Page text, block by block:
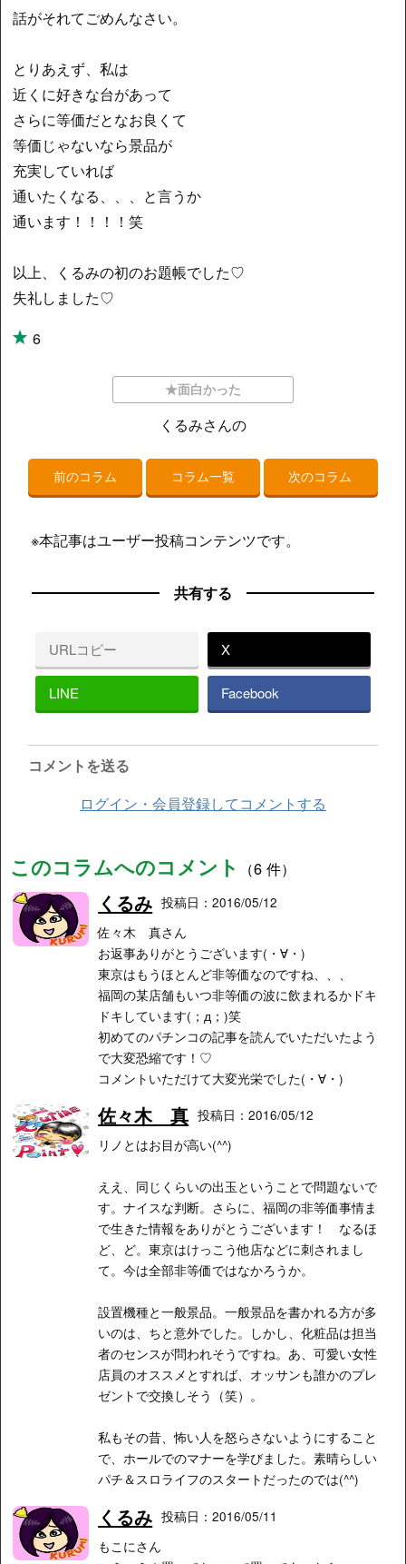
話がそれてごめんなさい。
とりあえず、私は
近くに好きな台があって
さらに等価だとなお良くて
等価じゃないなら景品が
充実していれば
通いたくなる、、、と言うか
通います！！！！笑
以上、くるみの初のお題帳でした♡
失礼しました♡
6
★面白かった
くるみさんの
前のコラム コラム一覧 次のコラム
※本記事はユーザー投稿コンテンツです。
共有する
URLコピー X
LINE Facebook
コメントを送る
ログイン・会員登録してコメントする
このコラムへのコメント （6 件）
くるみ 投稿日：2016/05/12
佐々木 真さん
お返事ありがとうございます(・∀・)
東京はもうほとんど非等価なのですね、、、
福岡の某店舗もいつ非等価の波に飲まれるかドキ
ドキしています(；д；)笑
初めてのパチンコの記事を読んでいただいたよう
で大変恐縮です！♡
コメントいただけて大変光栄でした(・∀・)
佐々木 真 投稿日：2016/05/12
リノとはお目が高い(^^)
ええ、同じくらいの出玉ということで問題ないで
す。ナイスな判断。さらに、福岡の非等価事情ま
で生きた情報をありがとうございます！ なるほ
ど、ど。東京はけっこう他店などに刺されまし
て。今は全部非等価ではなかろうか。
設置機種と一般景品。一般景品を書かれる方が多
いのは、ちと意外でした。しかし、化粧品は担当
者のセンスが問われそうですね。あ、可愛い女性
店員のオススメとすれば、オッサンも誰かのプレ
ゼントで交換しそう（笑）。
私もその昔、怖い人を怒らさないようにすること
で、ホールでのマナーを学びました。素晴らしい
パチ＆スロライフのスタートだったのでは(^^)
くるみ 投稿日：2016/05/11
もこにさん